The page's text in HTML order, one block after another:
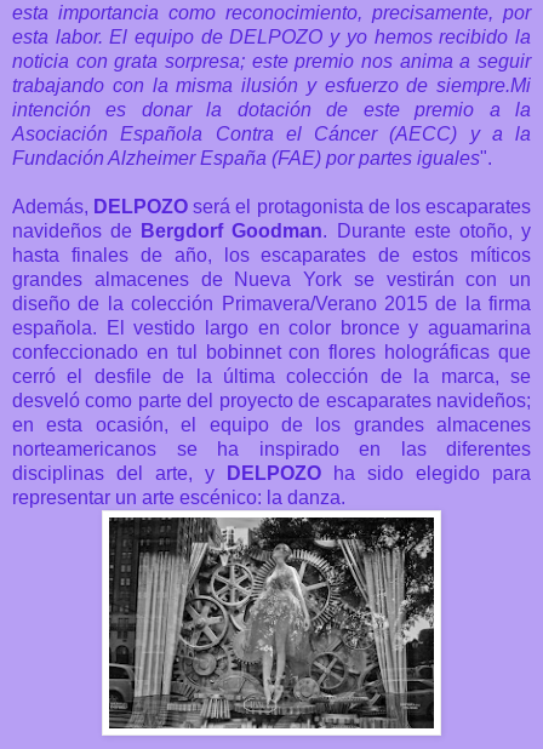
esta importancia como reconocimiento, precisamente, por
esta labor. El equipo de DELPOZO y yo hemos recibido la
noticia con grata sorpresa; este premio nos anima a seguir
trabajando con la misma ilusión y esfuerzo de siempre.Mi
intención es donar la dotación de este premio a la
Asociación Española Contra el Cáncer (AECC) y a la
Fundación Alzheimer España (FAE) por partes iguales".
Además, DELPOZO será el protagonista de los escaparates
navideños de
Bergdorf Goodman. Durante este otoño, y
hasta finales de año, los escaparates de estos
míticos
grandes almacenes de Nueva York se vestirán con un
diseño de la colección Primavera/Verano 2015 de la firma
española. El vestido largo en color bronce y aguamarina
confeccionado en tul bobinnet con flores holográficas que
cerró el desfile de la última colección de la marca, se
desveló como parte del proyecto de escaparates navideños;
en esta ocasión, el equipo de los grandes almacenes
norteamericanos se ha inspirado en las diferentes
disciplinas del arte, y
DELPOZO ha sido elegido para
representar un arte escénico: la danza.